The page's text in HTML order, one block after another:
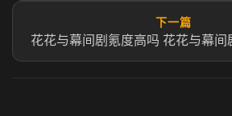
下一篇
花花与幕间剧氪度高吗 花花与幕间